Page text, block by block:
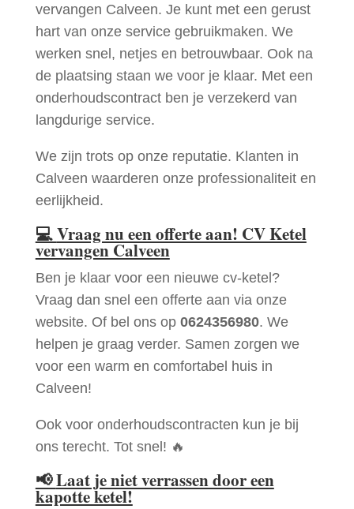
vervangen Calveen. Je kunt met een gerust
hart van onze service gebruikmaken. We
werken snel, netjes en betrouwbaar. Ook na
de plaatsing staan we voor je klaar. Met een
onderhoudscontract ben je verzekerd van
langdurige service.
We zijn trots op onze reputatie. Klanten in
Calveen waarderen onze professionaliteit en
eerlijkheid.
💻Vraag nu een offerte aan! CV Ketel
vervangen Calveen
Ben je klaar voor een nieuwe cv-ketel?
Vraag dan snel een offerte aan via onze
website. Of bel ons op 0624356980. We
helpen je graag verder. Samen zorgen we
voor een warm en comfortabel huis in
Calveen!
Ook voor onderhoudscontracten kun je bij
ons terecht. Tot snel! 🔥
📢Laat je niet verrassen door een
kapotte ketel!